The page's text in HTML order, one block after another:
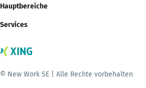
Hauptbereiche
Services
© New Work SE | Alle Rechte vorbehalten